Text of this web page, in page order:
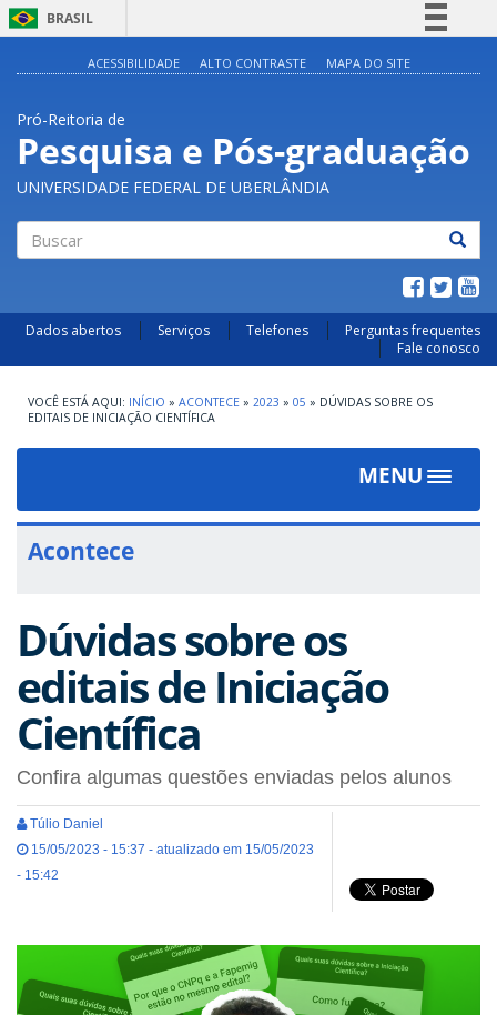
BRASIL
Acesso à informação
Legislação
Canais
ACESSIBILIDADE ALTO CONTRASTE MAPA DO SITE
Pró-Reitoria de
Pesquisa e Pós-graduação
UNIVERSIDADE FEDERAL DE UBERLÂNDIA
Dados abertos Serviços Telefones
Perguntas frequentes
Fale conosco
INÍCIO » ACONTECE » 2023 » 05 » DÚVIDAS SOBRE OS
EDITAIS DE INICIAÇÃO CIENTÍFICA
MENU
Toggle
Acontece
Dúvidas sobre os
editais de Iniciação
Científica
Confira algumas questões enviadas pelos alunos
Túlio Daniel
15/05/2023 - 15:37 - atualizado em 15/05/2023
- 15:42